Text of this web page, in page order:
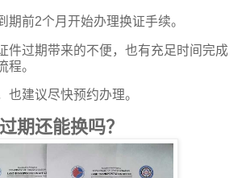
期前2个月开始办理换证手续。
件过期带来的不便，也有充足时间完成
程。
也建议尽快预约办理。
期还能换吗？